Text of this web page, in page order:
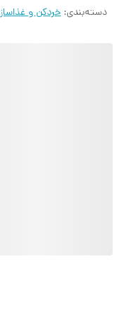
را هم بزند.
دسته‌بندی: خردکن و غذاساز